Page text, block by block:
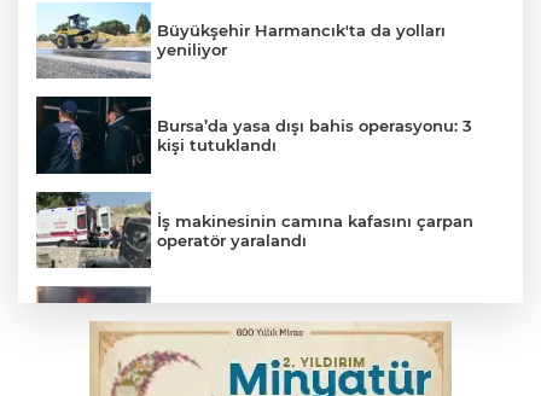
Büyükşehir Harmancık'ta da yolları
yeniliyor
Bursa’da yasa dışı bahis operasyonu: 3
kişi tutuklandı
İş makinesinin camına kafasını çarpan
operatör yaralandı
sıçrayan alevler söndürüldü